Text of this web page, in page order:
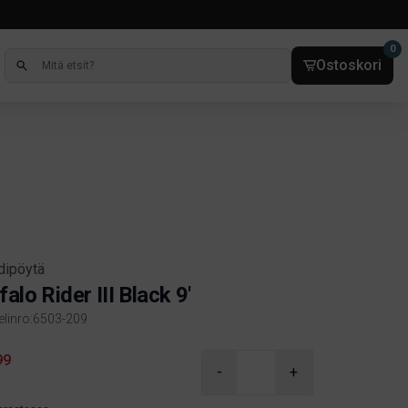
Ostoskori
0
Rider III Black 9'
209
information
- +